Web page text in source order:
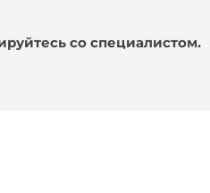
со специалистом.